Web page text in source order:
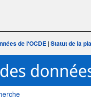
de l‘OCDE | Statut de la